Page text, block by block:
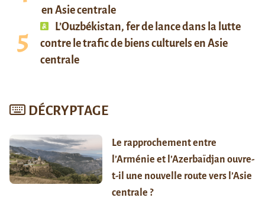
en Asie centrale
L’Ouzbékistan, fer de lance dans la lutte
contre le trafic de biens culturels en Asie
centrale
DÉCRYPTAGE
Le rapprochement entre
l’Arménie et l’Azerbaïdjan ouvre-
t-il une nouvelle route vers l’Asie
centrale ?